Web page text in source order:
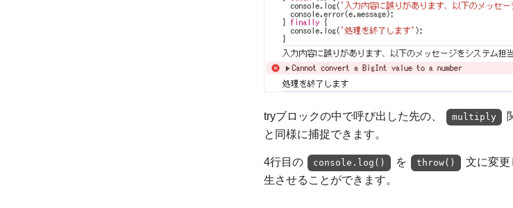
tryブロックの中で呼び出した先の、 multiply
と同様に捕捉できます。
4行目の console.log() を throw() 文に変更
生させることができます。